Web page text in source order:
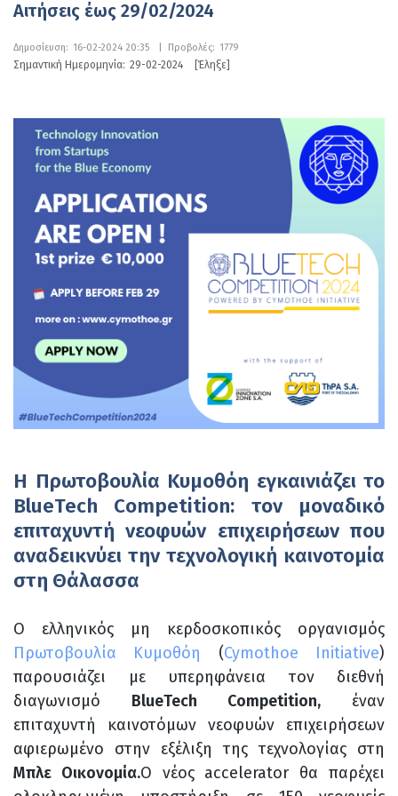
Αιτήσεις έως 29/02/2024
Δημοσίευση: 16-02-2024 20:35 Προβολές: 1779
Σημαντική Ημερομηνία: 29-02-2024 [Έληξε]
Η Πρωτοβουλία Κυμοθόη εγκαινιάζει το
BlueTech Competition: τον μοναδικό
επιταχυντή νεοφυών επιχειρήσεων που
αναδεικνύει την τεχνολογική καινοτομία
στη Θάλασσα
Ο ελληνικός μη κερδοσκοπικός οργανισμός
Πρωτοβουλία Κυμοθόη
(Cymothoe Initiative)
παρουσιάζει με υπερηφάνεια τον διεθνή
διαγωνισμό BlueTech Competition, έναν
επιταχυντή καινοτόμων νεοφυών επιχειρήσεων
αφιερωμένο στην εξέλιξη της τεχνολογίας στη
Μπλε Οικονομία.Ο νέος accelerator θα παρέχει